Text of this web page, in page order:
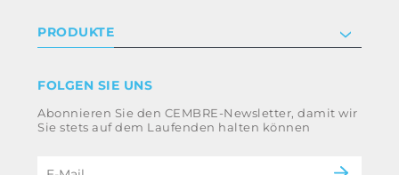
Arbeite mit uns
Geschäftsbedingungen
Whistleblowing
Ethikkodex und Antikorruptionsrichtlinie der
Gruppe
PRODUKTE
Energie
B2B Disclaimer
FOLGEN SIE UNS
Abonnieren Sie den CEMBRE-Newsletter, damit wir
Sie stets auf dem Laufenden halten können